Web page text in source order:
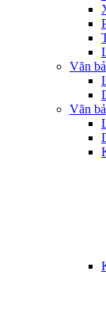
Văn
Văn